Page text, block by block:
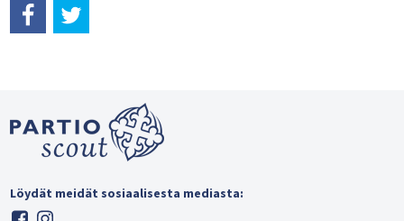
Löydät meidät sosiaalisesta mediasta: